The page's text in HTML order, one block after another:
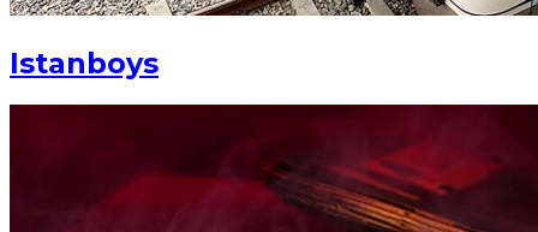
Istanboys